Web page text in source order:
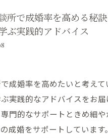
所で成婚率を高める秘
ぶ実践的アドバイス
成婚率を高めたいと考え
実践的なアドバイスをお
門的なサポートときめ細
成婚をサポートしています